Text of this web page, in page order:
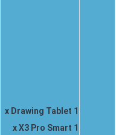
1 x Drawing Tablet
1 x X3 Pro Smart